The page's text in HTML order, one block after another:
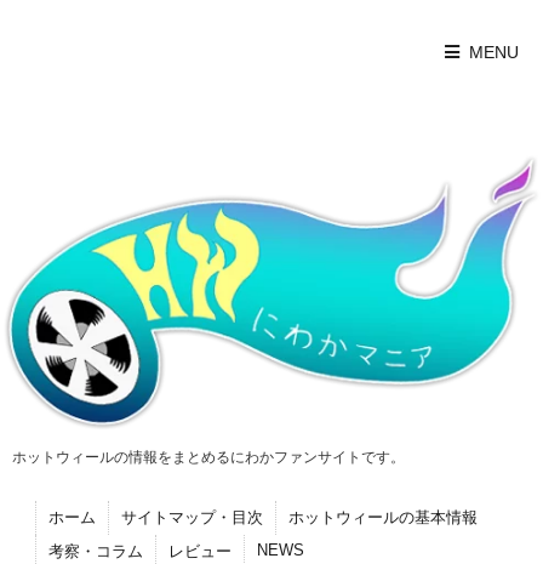
MENU
ホットウィールの情報をまとめるにわかファンサイトです。
ホーム サイトマップ・目次
ホットウィールの基本情報
考察・コラム
レビュー NEWS